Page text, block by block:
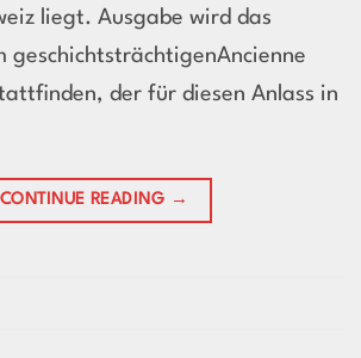
liegt. Ausgabe wird das
geschichtsträchtigenAncienne
der für diesen Anlass in
CONTINUE READING →